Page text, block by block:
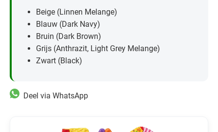
Beige (Linnen Melange)
Blauw (Dark Navy)
Bruin (Dark Brown)
Grijs (Anthrazit, Light Grey Melange)
Zwart (Black)
Deel via WhatsApp